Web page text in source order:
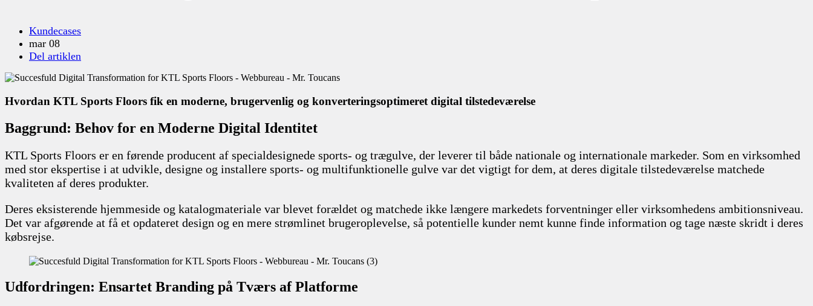
Kundecases
mar 08
Del artiklen
Hvordan KTL Sports Floors fik en moderne, brugervenlig og konverteringsoptimeret digital tilstedeværelse
Baggrund: Behov for en Moderne Digital Identitet
KTL Sports Floors er en førende producent af specialdesignede sports- og trægulve, der leverer til både nationale og internationale markeder. Som en virksomhed
med stor ekspertise i at udvikle, designe og installere sports- og multifunktionelle gulve var det vigtigt for dem, at deres digitale tilstedeværelse matchede
kvaliteten af deres produkter.
Deres eksisterende hjemmeside og katalogmateriale var blevet forældet og matchede ikke længere markedets forventninger eller virksomhedens ambitionsniveau.
Det var afgørende at få et opdateret design og en mere strømlinet brugeroplevelse, så potentielle kunder nemt kunne finde information og tage næste skridt i deres
købsrejse.
Udfordringen: Ensartet Branding på Tværs af Platforme